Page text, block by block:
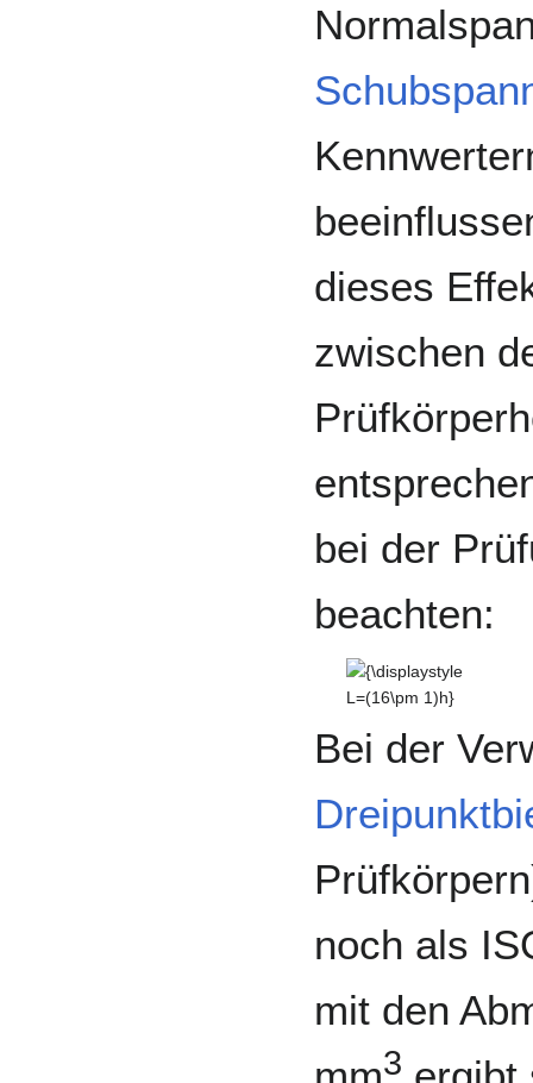
dieses
zwischen
bei der
beachten:
{\displaystyle
L=(16\pm
Bei der
noch als
mit den
3